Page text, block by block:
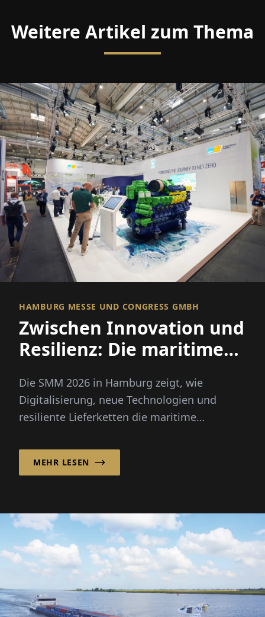
Weitere Artikel zum Thema
HAMBURG MESSE UND CONGRESS GMBH
Zwischen Innovation und
Resilienz: Die maritime
Weichen neu
Die SMM 2026 in Hamburg zeigt, wie
Digitalisierung, neue Technologien und
resiliente Lieferketten die maritime
MEHR LESEN